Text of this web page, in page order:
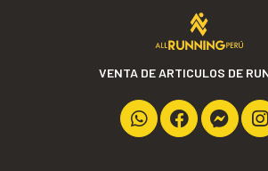
VENTA DE ARTICULOS DE